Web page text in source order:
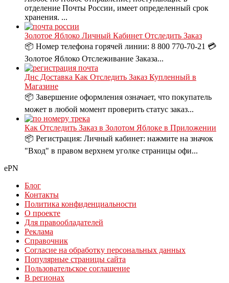
отделение Почты России, имеет определенный срок
хранения. ...
Золотое Яблоко Личный Кабинет Отследить Заказ
📦 Номер телефона горячей линии: 8 800 770-70-21 💳
Золотое Яблоко Отслеживание Заказа...
Днс Доставка Как Отследить Заказ Купленный в
Магазине
📦 Завершение оформления означает, что покупатель
может в любой момент проверить статус заказ...
Как Отследить Заказ в Золотом Яблоке в Приложении
📦 Регистрация: Личный кабинет: нажмите на значок
"Вход" в правом верхнем уголке страницы офи...
ePN
Блог
Контакты
Политика конфиденциальности
О проекте
Для правообладателей
Реклама
Справочник
Согласие на обработку персональных данных
Популярные страницы сайта
Пользовательское соглашение
В регионах